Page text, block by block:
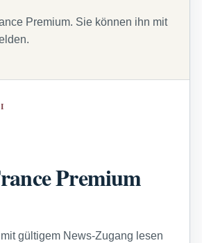
Premium. Sie können ihn mit
Premium
gültigem News-Zugang lesen